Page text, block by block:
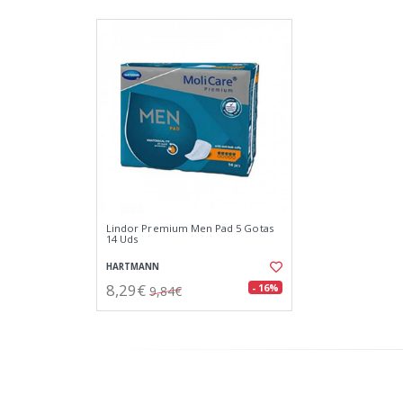
Lindor Premium Men Pad 5 Gotas
14 Uds
HARTMANN
8,29€ 9,84€ - 16%